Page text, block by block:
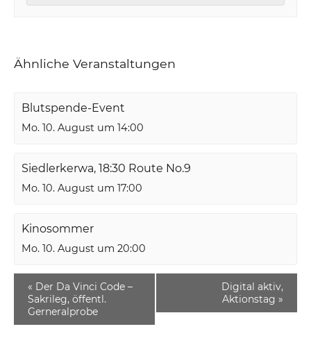
Ähnliche Veranstaltungen
Blutspende-Event
Mo. 10. August um 14:00
Siedlerkerwa, 18:30 Route No.9
Mo. 10. August um 17:00
Kinosommer
Mo. 10. August um 20:00
« Der Da Vinci Code –
Sakrileg, öffentl.
Gerneralprobe
Digital aktiv,
Aktionstag »